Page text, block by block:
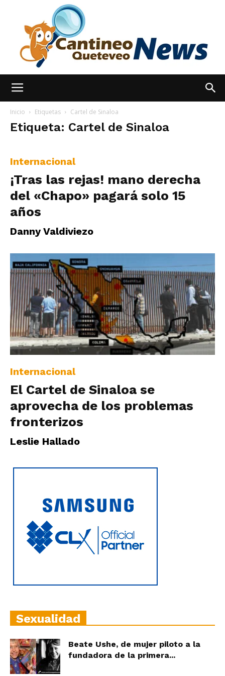
Ultima
Hora
Inicio Etiquetas Cartel de Sinaloa
Etiqueta: Cartel de Sinaloa
Internacional
¡Tras las rejas! mano derecha
del «Chapo» pagará solo 15
años
Danny Valdiviezo
Internacional
El Cartel de Sinaloa se
aprovecha de los problemas
fronterizos
Leslie Hallado
Sexualidad
Beate Ushe, de mujer piloto a la
fundadora de la primera...